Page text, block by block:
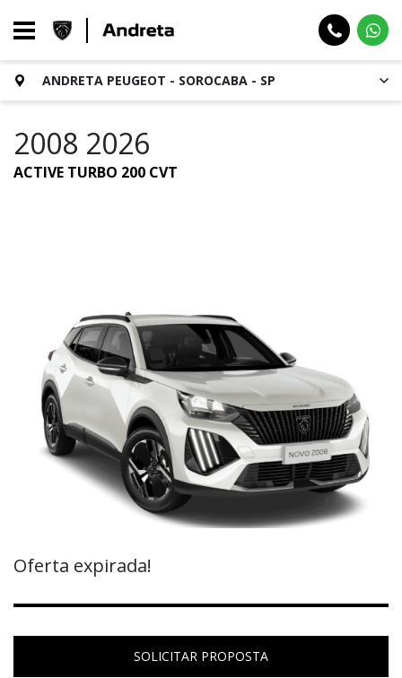
ANDRETA PEUGEOT - SOROCABA - SP
2008 2026
ACTIVE TURBO 200 CVT
Oferta expirada!
SOLICITAR PROPOSTA